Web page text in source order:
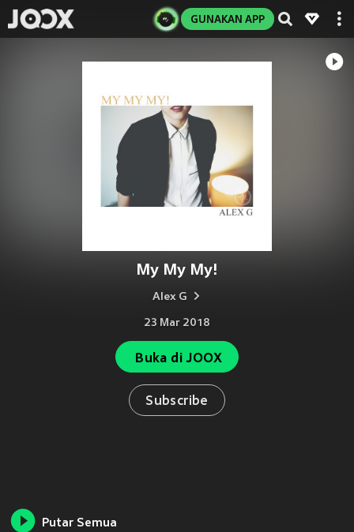
GUNAKAN APP
My My My!
Alex G
23 Mar 2018
Buka di JOOX
Subscribe
Putar Semua